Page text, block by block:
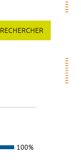
RECHERCHER
100%